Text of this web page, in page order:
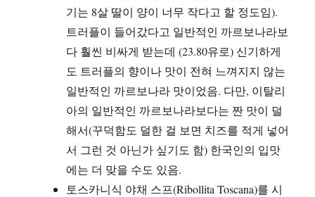
기는 8살 딸이 양이 너무 작다고 할 정도임).
트러플이 들어갔다고 일반적인 까르보나라보
다 훨씬 비싸게 받는데 (23.80유로) 신기하게
도 트러플의 향이나 맛이 전혀 느껴지지 않는
일반적인 까르보나라 맛이었음. 다만, 이탈리
아의 일반적인 까르보나라보다는 짠 맛이 덜
해서(꾸덕함도 덜한 걸 보면 치즈를 적게 넣어
서 그런 것 아닌가 싶기도 함) 한국인의 입맛
에는 더 맞을 수도 있음.
토스카니식 야채 스프(Ribollita Toscana)를 시